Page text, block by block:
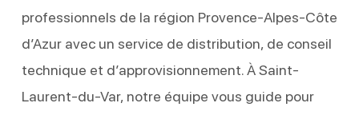
professionnels de la région Provence-Alpes-Côte
d’Azur avec un service de distribution, de conseil
technique et d’approvisionnement. À Saint-
Laurent-du-Var, notre équipe vous guide pour